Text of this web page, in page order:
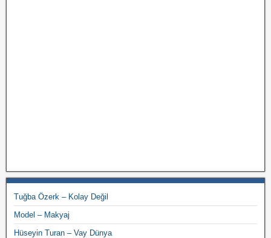
Tuğba Özerk – Kolay Değil
Model – Makyaj
Hüseyin Turan – Vay Dünya